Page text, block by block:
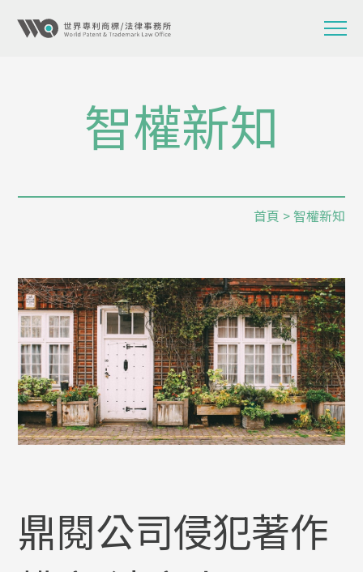
智權新知
首頁 > 智權新知
鼎閱公司侵犯著作